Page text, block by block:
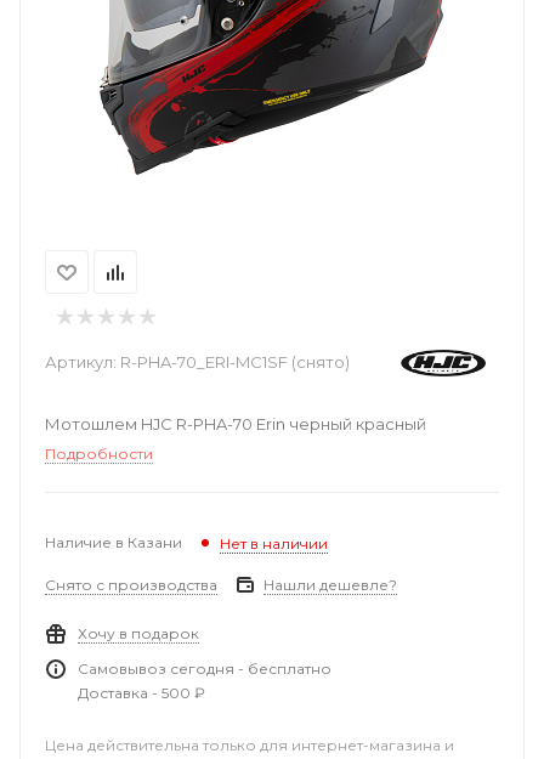
Артикул: R-PHA-70_ERI-MC1SF (снято)
Мотошлем HJC R-PHA-70 Erin черный красный
Подробности
Наличие в Казани Нет в наличии
Снято с производства Нашли дешевле?
Хочу в подарок
Самовывоз сегодня - бесплатно
Доставка - 500 ₽
Цена действительна только для интернет-магазина и